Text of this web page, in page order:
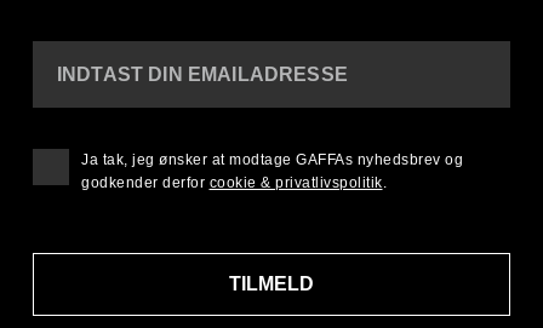
INDTAST DIN EMAILADRESSE
TILMELD
Ja tak, jeg ønsker at modtage GAFFAs nyhedsbrev og
godkender derfor cookie & privatlivspolitik